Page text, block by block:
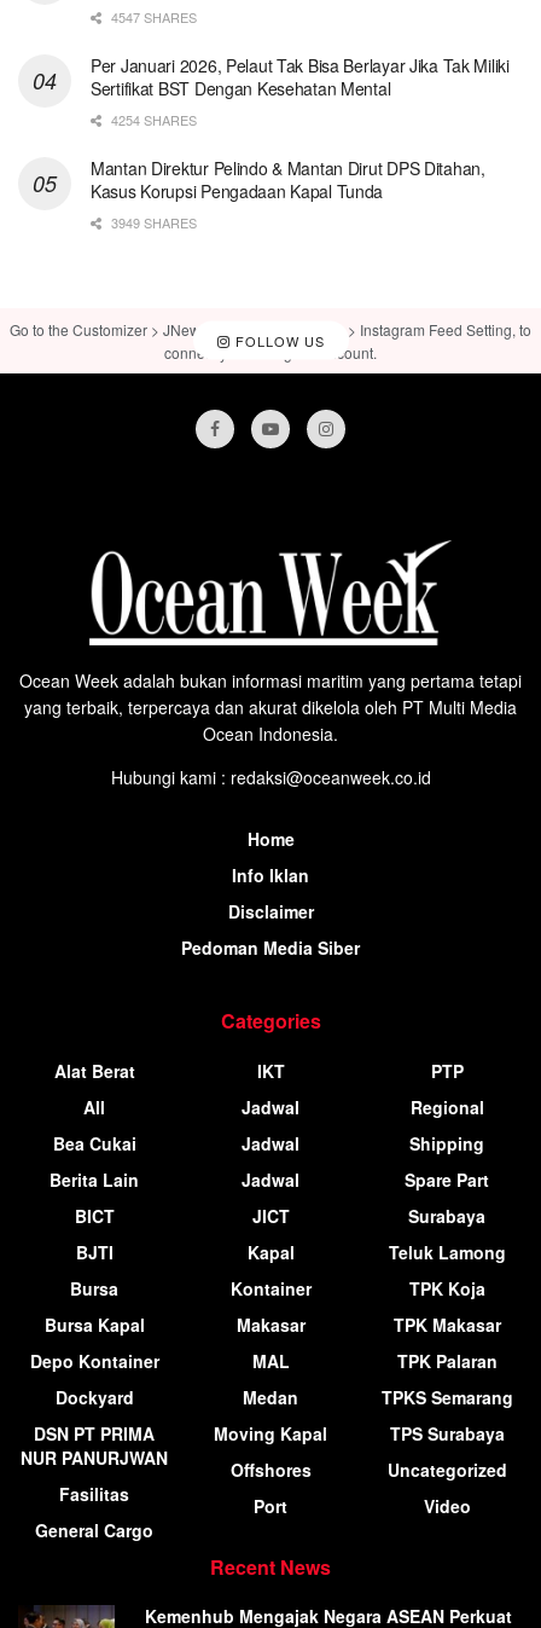
4547 SHARES
Per Januari 2026, Pelaut Tak Bisa Berlayar Jika Tak Miliki
Sertifikat BST Dengan Kesehatan Mental
4254 SHARES
Mantan Direktur Pelindo & Mantan Dirut DPS Ditahan,
Kasus Korupsi Pengadaan Kapal Tunda
3949 SHARES
FOLLOW US
Go to the Customizer > JNews : Social, Like & View > Instagram Feed Setting, to
connect your Instagram account.
Ocean Week adalah bukan informasi maritim yang pertama tetapi
yang terbaik, terpercaya dan akurat dikelola oleh PT Multi Media
Ocean Indonesia.
Hubungi kami : redaksi@oceanweek.co.id
Home
Info Iklan
Disclaimer
Pedoman Media Siber
Categories
Alat Berat
All
Bea Cukai
Berita Lain
BICT
BJTI
Bursa
Bursa Kapal
Depo Kontainer
Dockyard
DSN PT PRIMA
NUR PANURJWAN
Fasilitas
General Cargo
IKT
Jadwal
Jadwal
Jadwal
JICT
Kapal
Kontainer
Makasar
MAL
Medan
Moving Kapal
Offshores
Port
PTP
Regional
Shipping
Spare Part
Surabaya
Teluk Lamong
TPK Koja
TPK Makasar
TPK Palaran
TPKS Semarang
TPS Surabaya
Uncategorized
Video
Recent News
Kemenhub Mengajak Negara ASEAN Perkuat